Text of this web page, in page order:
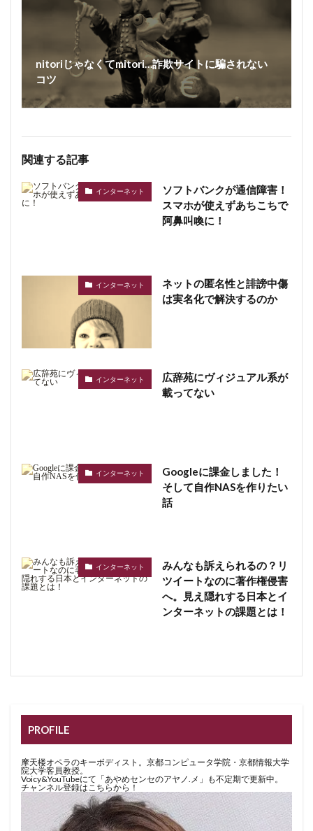
nitoriじゃなくてmitori…詐欺サイトに騙されない
コツ
関連する記事
インターネット
ソフトバンクが通信障害！
スマホが使えずあちこちで
阿鼻叫喚に！
インターネット
ネットの匿名性と誹謗中傷
は実名化で解決するのか
インターネット
広辞苑にヴィジュアル系が
載ってない
インターネット
Googleに課金しました！
そして自作NASを作りたい
話
インターネット
みんなも訴えられるの？リ
ツイートなのに著作権侵害
へ。見え隠れする日本とイ
ンターネットの課題とは！
PROFILE
摩天楼オペラのキーボディスト。京都コンピュータ学院・京都情報大学
院大学客員教授。
Voicy&YouTubeにて「あやめセンセのアヤノ.メ」も不定期で更新中。
チャンネル登録はこちらから！